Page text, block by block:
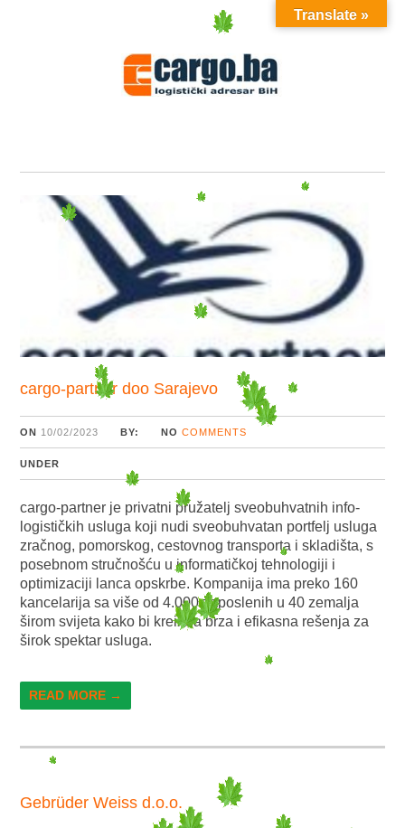
MENU
cargo-partner doo Sarajevo
ON 10/02/2023 BY: NO COMMENTS
UNDER
cargo-partner je privatni pružatelj sveobuhvatnih info-
logističkih usluga koji nudi sveobuhvatan portfelj usluga
zračnog, pomorskog, cestovnog transporta i skladišta, s
posebnom stručnošću u informatičkoj tehnologiji i
optimizaciji lanca opskrbe. Kompanija ima preko 160
kancelarija sa više od 4.000 zaposlenih u 40 zemalja
širom svijeta kako bi kreirala brza i efikasna rešenja za
širok spektar usluga.
READ MORE →
Gebrüder Weiss d.o.o.
Translate »